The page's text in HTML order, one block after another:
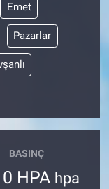
Emet
Pazarlar
BASINÇ
HPA hpa